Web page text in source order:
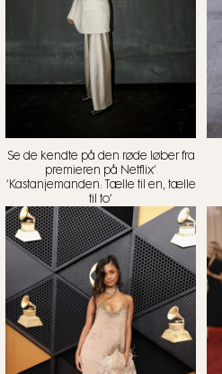
Se de kendte på den røde løber fra
premieren på Netflix’
’Kastanjemanden: Tælle til en, tælle
til to’